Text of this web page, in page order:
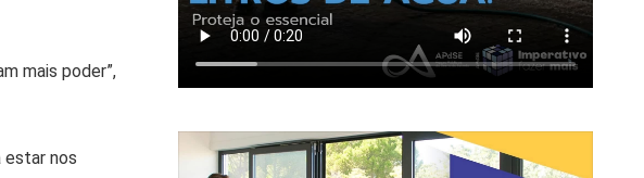
mais poder”,
estar nos